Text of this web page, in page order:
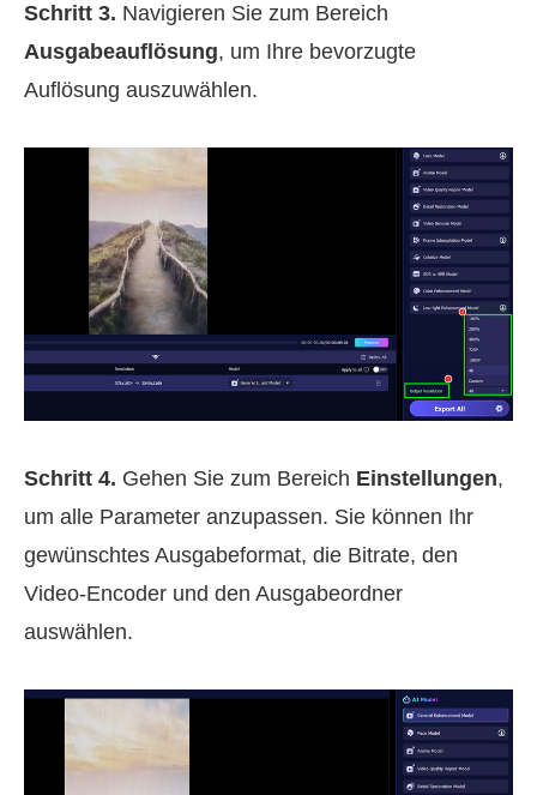
Schritt 3. Navigieren Sie zum Bereich
Ausgabeauflösung, um Ihre bevorzugte
Auflösung auszuwählen.
Schritt 4. Gehen Sie zum Bereich Einstellungen,
um alle Parameter anzupassen. Sie können Ihr
gewünschtes Ausgabeformat, die Bitrate, den
Video-Encoder und den Ausgabeordner
auswählen.